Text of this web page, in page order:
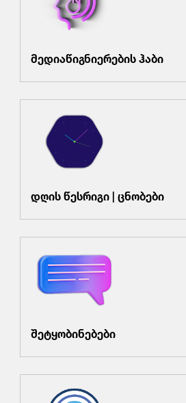
მედიაწიგნიერების ჰაბი
დღის წესრიგი | ცნობები
შეტყობინებები